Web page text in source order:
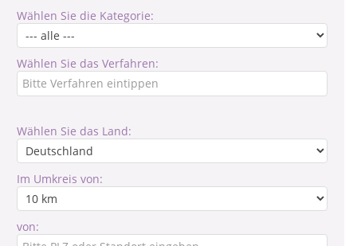
Wählen Sie die Kategorie:
Wählen Sie das Verfahren:
Wählen Sie das Land:
Im Umkreis von:
von: